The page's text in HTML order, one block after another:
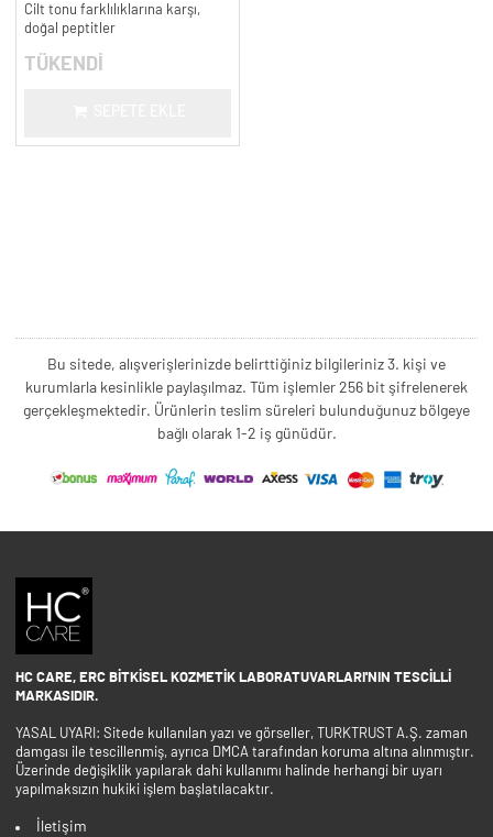
Cilt tonu farklılıklarına karşı,
doğal peptitler
TÜKENDİ
Bu sitede, alışverişlerinizde belirttiğiniz bilgileriniz 3. kişi ve
kurumlarla kesinlikle paylaşılmaz. Tüm işlemler 256 bit şifrelenerek
gerçekleşmektedir. Ürünlerin teslim süreleri bulunduğunuz bölgeye
bağlı olarak 1-2 iş günüdür.
HC CARE, ERC BITKISEL KOZMETIK LABORATUVARLARI'NIN TESCILLI
MARKASIDIR.
YASAL UYARI: Sitede kullanılan yazı ve görseller, TURKTRUST A.Ş. zaman
damgası ile tescillenmiş, ayrıca DMCA tarafından koruma altına alınmıştır.
Üzerinde değişiklik yapılarak dahi kullanımı halinde herhangi bir uyarı
yapılmaksızın hukiki işlem başlatılacaktır.
İletişim